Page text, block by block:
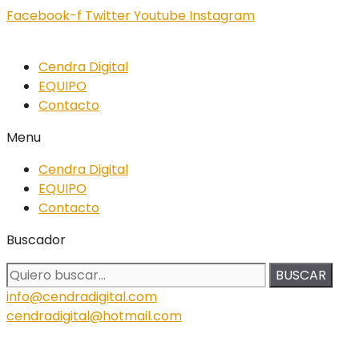
Facebook-f TwitterYoutube Instagram
Cendra Digital
EQUIPO
Contacto
Menu
Cendra Digital
EQUIPO
Contacto
Buscador
BUSCAR
info@cendradigital.com
cendradigital@hotmail.com